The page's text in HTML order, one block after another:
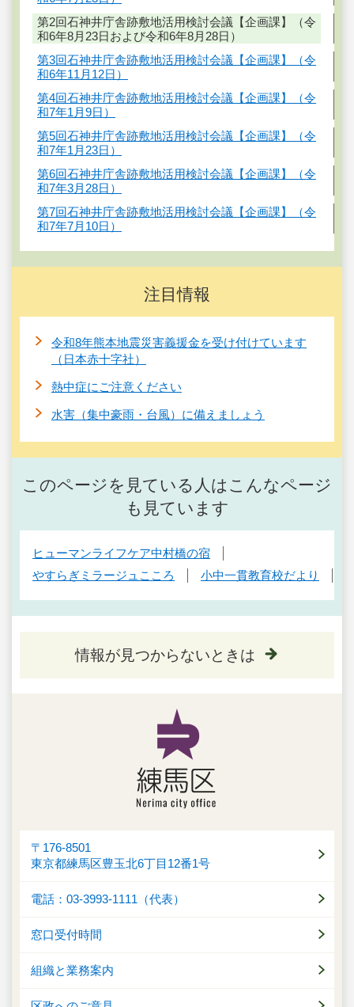
第2回石神井庁舎跡敷地活用検討会議【企画課】（令
和6年8月23日および令和6年8月28日）
第3回石神井庁舎跡敷地活用検討会議【企画課】（令
和6年11月12日）
第4回石神井庁舎跡敷地活用検討会議【企画課】（令
和7年1月9日）
第5回石神井庁舎跡敷地活用検討会議【企画課】（令
和7年1月23日）
第6回石神井庁舎跡敷地活用検討会議【企画課】（令
和7年3月28日）
第7回石神井庁舎跡敷地活用検討会議【企画課】（令
和7年7月10日）
注目情報
令和8年熊本地震災害義援金を受け付けています
（日本赤十字社）
熱中症にご注意ください
水害（集中豪雨・台風）に備えましょう
このページを見ている人はこんなページ
も見ています
ヒューマンライフケア中村橋の宿
やすらぎミラージュこころ
小中一貫教育校だより
情報が見つからないときは
〒176-8501
東京都練馬区豊玉北6丁目12番1号
電話：03-3993-1111（代表）
窓口受付時間
組織と業務案内